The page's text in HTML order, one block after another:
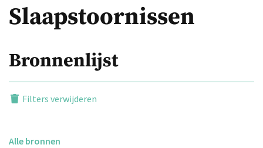
Slaapstoornissen
Bronnenlijst
Filters verwijderen
Alle bronnen